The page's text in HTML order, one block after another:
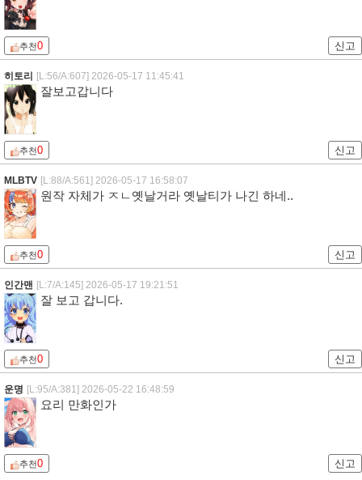
추천0 신고
히토리 [L:56/A:607] 2026-05-17 11:45:41
잘보고갑니다
추천0 신고
MLBTV [L:88/A:561] 2026-05-17 16:58:07
원작 자체가 ㅈㄴ옛날거라 옛날티가 나긴 하네..
추천0 신고
인간맨 [L:7/A:145] 2026-05-17 19:21:51
잘 보고 갑니다.
추천0 신고
운명 [L:95/A:381] 2026-05-22 16:48:59
요리 만화인가
추천0 신고